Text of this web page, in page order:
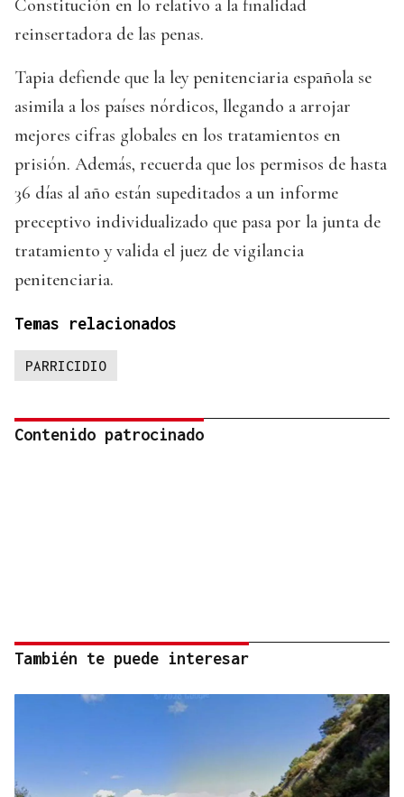
Constitución en lo relativo a la finalidad
reinsertadora de las penas.
Tapia defiende que la ley penitenciaria española se
asimila a los países nórdicos, llegando a arrojar
mejores cifras globales en los tratamientos en
prisión. Además, recuerda que los permisos de hasta
36 días al año están supeditados a un informe
preceptivo individualizado que pasa por la junta de
tratamiento y valida el juez de vigilancia
penitenciaria.
Temas relacionados
PARRICIDIO
Contenido patrocinado
También te puede interesar